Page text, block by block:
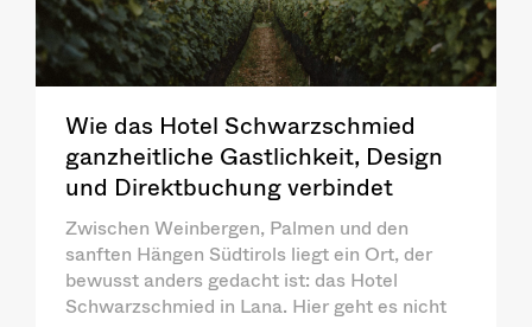
Wie das Hotel Schwarzschmied
ganzheitliche Gastlichkeit, Design
und Direktbuchung verbindet
Zwischen Weinbergen, Palmen und den
sanften Hängen Südtirols liegt ein Ort, der
bewusst anders gedacht ist: das Hotel
Schwarzschmied in Lana. Hier geht es nicht